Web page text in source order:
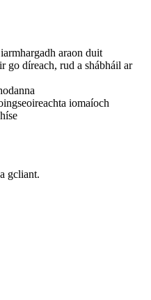
araon duit
go díreach, rud a shábháil ar
iomaíoch
gcliant.